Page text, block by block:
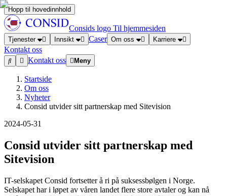
Hopp til hovedinnhold
Consids logo Til hjemmesiden
Tjenester Innsikt Caser Om oss Karriere
Kontakt oss
Kontakt oss
Meny
Startside
Om oss
Nyheter
Consid utvider sitt partnerskap med Sitevision
2024-05-31
Consid utvider sitt partnerskap med
Sitevision
IT-selskapet Consid fortsetter å ri på suksessbølgen i Norge.
Selskapet har i løpet av våren landet flere store avtaler og kan nå